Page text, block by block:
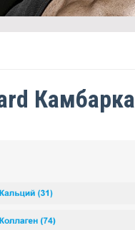
Камбарка